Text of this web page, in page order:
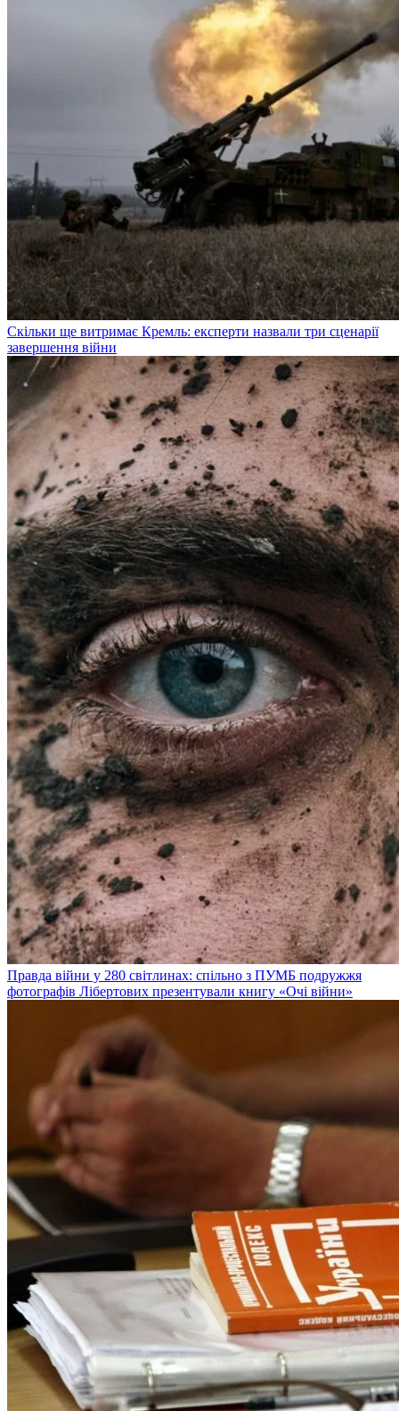
Скільки ще витримає Кремль: експерти назвали три сценарії
завершення війни
Правда війни у 280 світлинах: спільно з ПУМБ подружжя
фотографів Лібертових презентували книгу «Очі війни»